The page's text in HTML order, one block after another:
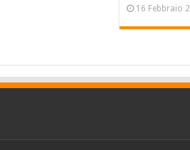
16 Febbraio